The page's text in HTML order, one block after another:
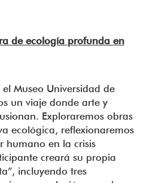
de ecología profunda en
Museo Universidad de
un viaje donde arte y
Exploraremos obras
ecológica, reflexionaremos
humano en la crisis
creará su propia
incluyendo tres